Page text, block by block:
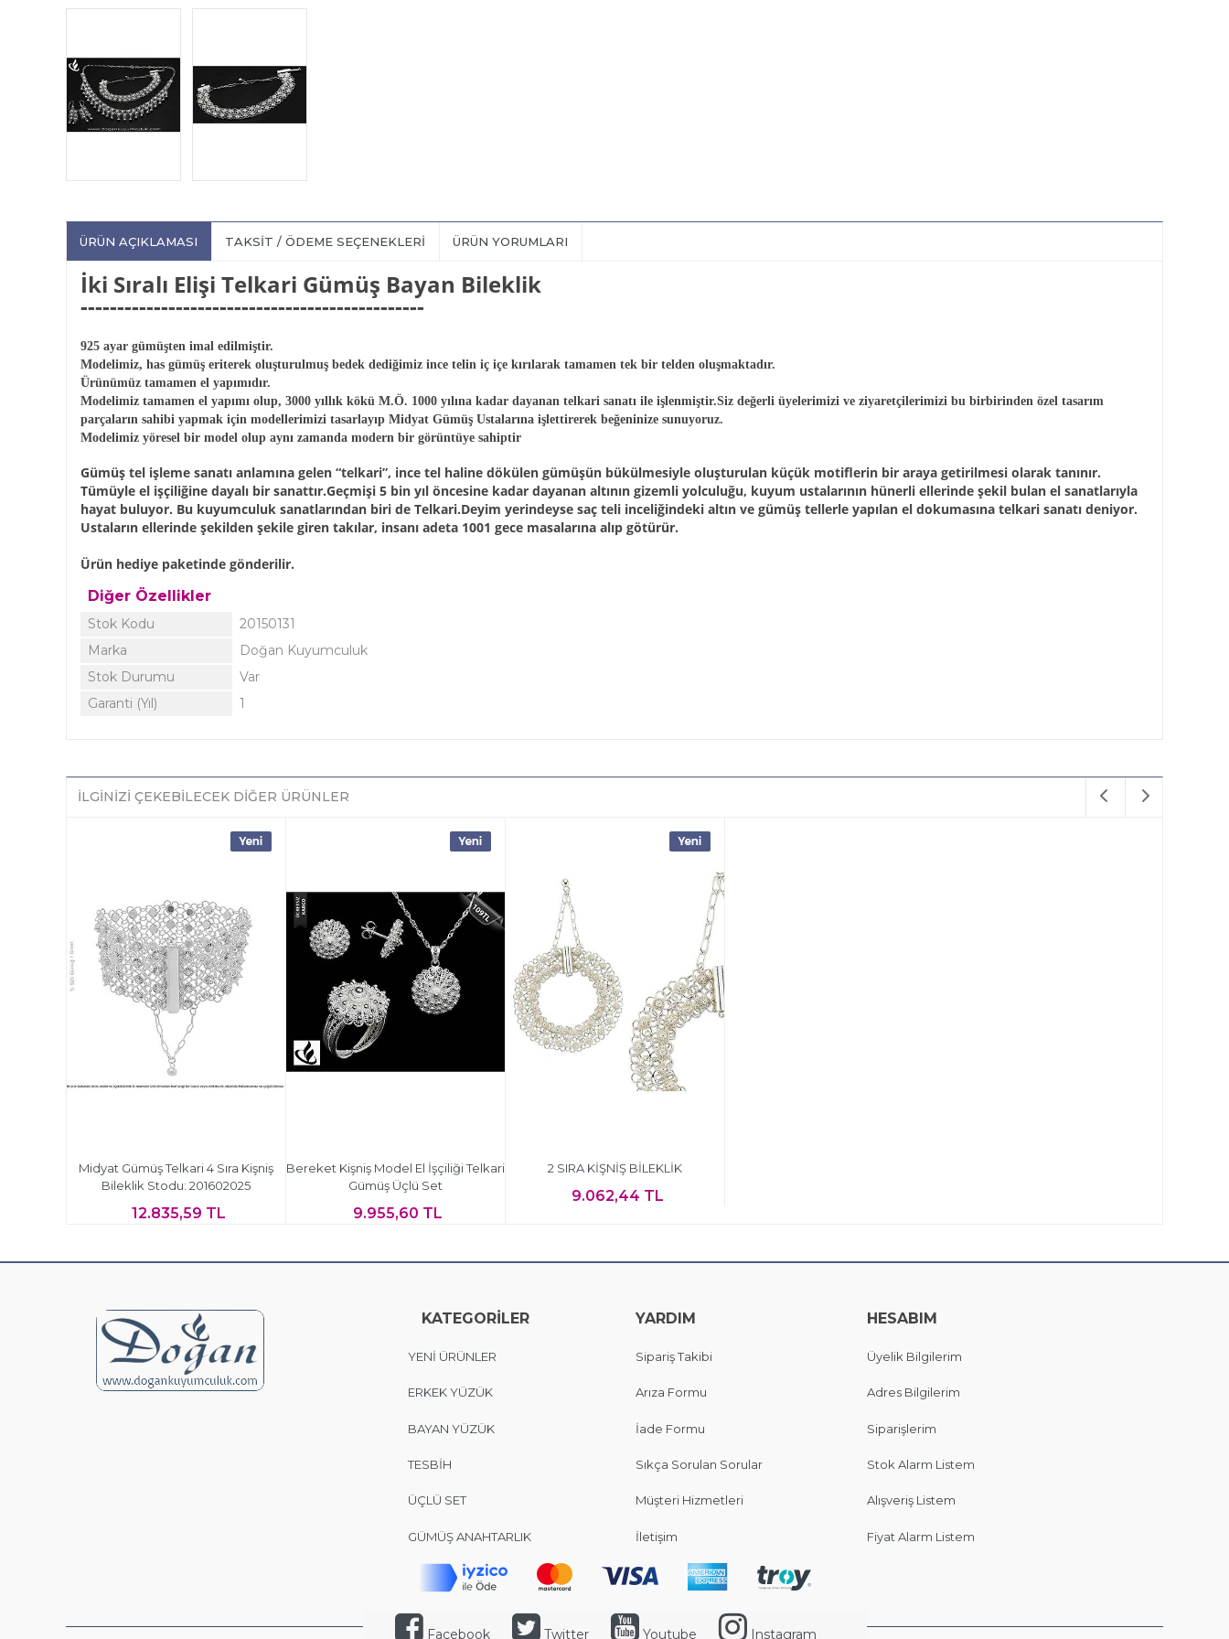
ÜRÜN AÇIKLAMASI TAKSIT / ÖDEME SEÇENEKLERI ÜRÜN YORUMLARI
İki Sıralı Elişi Telkari Gümüş Bayan Bileklik
-----------------------------------------------
925 ayar gümüşten imal edilmiştir.
Modelimiz, has gümüş eriterek oluşturulmuş bedek dediğimiz ince telin iç içe kırılarak tamamen tek bir telden oluşmaktadır.
Ürünümüz tamamen el yapımıdır.
Modelimiz tamamen el yapımı olup, 3000 yıllık kökü M.Ö. 1000 yılına kadar dayanan telkari sanatı ile işlenmiştir.Siz değerli üyelerimizi ve ziyaretçilerimizi bu birbirinden özel tasarım
parçaların sahibi yapmak için modellerimizi tasarlayıp Midyat Gümüş Ustalarına işlettirerek beğeninize sunuyoruz.
Modelimiz yöresel bir model olup aynı zamanda modern bir görüntüye sahiptir
Gümüş tel işleme sanatı anlamına gelen “telkari”, ince tel haline dökülen gümüşün bükülmesiyle oluşturulan küçük motiflerin bir araya getirilmesi olarak tanınır.
Tümüyle el işçiliğine dayalı bir sanattır.Geçmişi 5 bin yıl öncesine kadar dayanan altının gizemli yolculuğu, kuyum ustalarının hünerli ellerinde şekil bulan el sanatlarıyla
hayat buluyor. Bu kuyumculuk sanatlarından biri de Telkari.Deyim yerindeyse saç teli inceliğindeki altın ve gümüş tellerle yapılan el dokumasına telkari sanatı deniyor.
Ustaların ellerinde şekilden şekile giren takılar, insanı adeta 1001 gece masalarına alıp götürür.
Ürün hediye paketinde gönderilir.
Diğer Özellikler
Stok Kodu
20150131
Marka
Doğan Kuyumculuk
Stok Durumu
Var
Garanti (Yıl)
1
İLGINIZI ÇEKEBILECEK DIĞER ÜRÜNLER
Midyat Gümüş Telkari 4 Sıra Kişniş
Bileklik Stodu: 201602025
12.835,59 TL
Bereket Kişniş Model El İşçiliği Telkari
Gümüş Üçlü Set
9.955,60 TL
2 SIRA KİŞNİŞ BİLEKLİK
9.062,44 TL
KATEGORİLER
YENİ ÜRÜNLER
ERKEK YÜZÜK
BAYAN YÜZÜK
TESBİH
ÜÇLÜ SET
GÜMÜŞ ANAHTARLIK
YARDIM
Sipariş Takibi
Arıza Formu
İade Formu
Sıkça Sorulan Sorular
Müşteri Hizmetleri
İletişim
HESABIM
Üyelik Bilgilerim
Adres Bilgilerim
Siparişlerim
Stok Alarm Listem
Alışveriş Listem
Fiyat Alarm Listem
Facebook Twitter Youtube Instagram